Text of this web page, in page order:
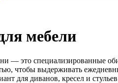
мебели
— это специализированные
чтобы выдерживать
для диванов, кресел и